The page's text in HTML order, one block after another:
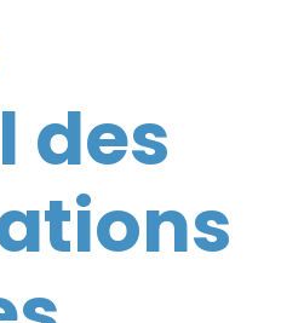
des